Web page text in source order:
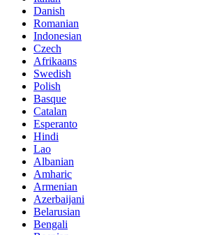
Danish
Romanian
Indonesian
Czech
Afrikaans
Swedish
Polish
Basque
Catalan
Esperanto
Hindi
Lao
Albanian
Amharic
Armenian
Azerbaijani
Belarusian
Bengali